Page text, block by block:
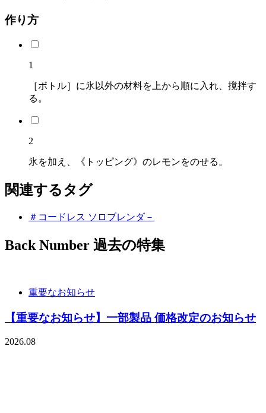
作り方
1
［ボトル］に氷以外の材料を上から順に入れ、撹拌す
る。
2
氷を加え、《トッピング》のレモンをのせる。
関連するタグ
＃コードレス ソロブレンダ－
Back Number 過去の特集
重要なお知らせ
【重要なお知らせ】一部製品 価格改定のお知らせ
2026.08